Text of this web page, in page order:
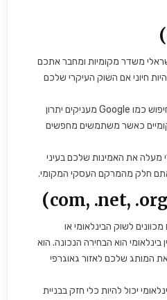
משדר מקומיות ומחבר אתכם
חיוני אם השוק העיקרי שלכם
: מנועי חיפוש כמו Google מעניקים יתרון
כאשר משתמשים מחפשים
מעלה את האמינות שלכם בעיני
חלק מהמרקם העסקי המקומי.
לשוק הבינלאומי או
בינלאומי הוא הבחירה הנכונה. הוא
המותג שלכם לאזור גאוגרפי
יכול להיות כלי חזק בבניית